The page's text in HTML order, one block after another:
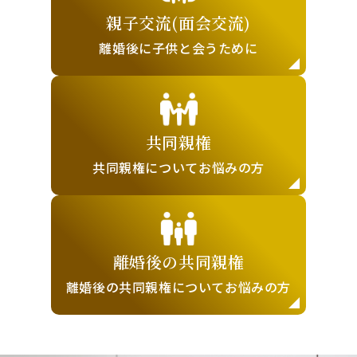
親子交流(面会交流)
離婚後に子供と会うために
共同親権
共同親権についてお悩みの方
離婚後の共同親権
離婚後の共同親権についてお悩みの方